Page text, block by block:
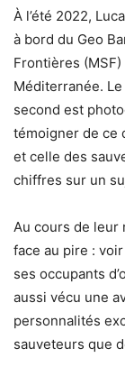
À l’été 2022,
à bord du Geo
Frontières
Méditerranée.
second est
témoigner de ce
et celle des
chiffres sur un
Au cours de leur
face au pire :
ses occupants
aussi vécu une
personnalités
sauveteurs que